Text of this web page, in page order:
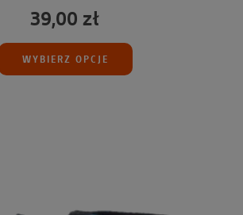
39,00 zł
WYBIERZ OPCJE